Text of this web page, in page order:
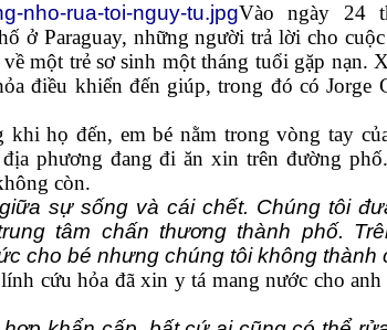
Vào ngày 24
ở Paraguay, những người trả lời cho
một trẻ sơ sinh một tháng tuổi gặp nạn.
điều khiển đến giúp, trong đó có Jorge
khi họ đến, em bé nằm trong vòng tay
phương đang đi ăn xin trên đường
còn.
sự sống và cái chết. Chúng tôi
tâm chấn thương thành phố.
cho bé nhưng chúng tôi không thành
cứu hỏa đã xin y tá mang nước cho anh